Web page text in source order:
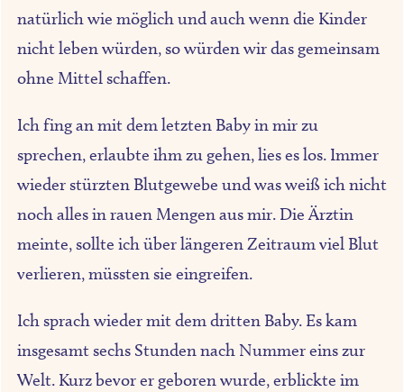
natürlich wie möglich und auch wenn die Kinder
nicht leben würden, so würden wir das gemeinsam
ohne Mittel schaffen.
Ich fing an mit dem letzten Baby in mir zu
sprechen, erlaubte ihm zu gehen, lies es los. Immer
wieder stürzten Blutgewebe und was weiß ich nicht
noch alles in rauen Mengen aus mir. Die Ärztin
meinte, sollte ich über längeren Zeitraum viel Blut
verlieren, müssten sie eingreifen.
Ich sprach wieder mit dem dritten Baby. Es kam
insgesamt sechs Stunden nach Nummer eins zur
Welt. Kurz bevor er geboren wurde, erblickte im